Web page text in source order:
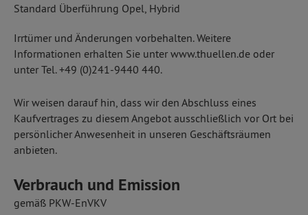
Standard Überführung Opel, Hybrid
Irrtümer und Änderungen vorbehalten. Weitere
Informationen erhalten Sie unter www.thuellen.de oder
unter Tel. +49 (0)241-9440 440.
Wir weisen darauf hin, dass wir den Abschluss eines
Kaufvertrages zu diesem Angebot ausschließlich vor Ort bei
persönlicher Anwesenheit in unseren Geschäftsräumen
anbieten.
Verbrauch und Emission
gemäß PKW-EnVKV